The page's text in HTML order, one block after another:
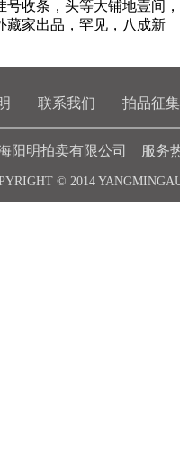
号收条，头等大铺地壹间
藏家出品，罕见，八成新
联系我们 拍品征集
阳明拍卖有限公司 服务
© 2014